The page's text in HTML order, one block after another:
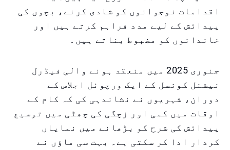
اقدامات نوجوانوں کو شادی کرنے، بچوں کی
پیدائش کے لیے مدد فراہم کرتے ہیں اور
خاندانوں کو مضبوط بناتے ہیں۔
جنوری 2025 میں منعقد ہونے والی فیڈرل
نیشنل کونسل کے ایک ورچوئل اجلاس کے
دوران، شہریوں نے نشاندہی کی کہ کام کے
اوقات میں کمی اور زچگی کی چھٹی میں توسیع
پیدائش کی شرح کو بڑھانے میں نمایاں
کردار ادا کر سکتی ہے۔ بہت سی ماؤں نے